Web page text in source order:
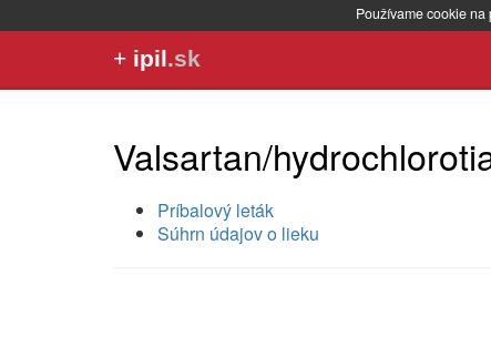
Používame cookie
+ ipil.sk
Valsartan/
Príbalový leták
Súhrn údajov o lieku